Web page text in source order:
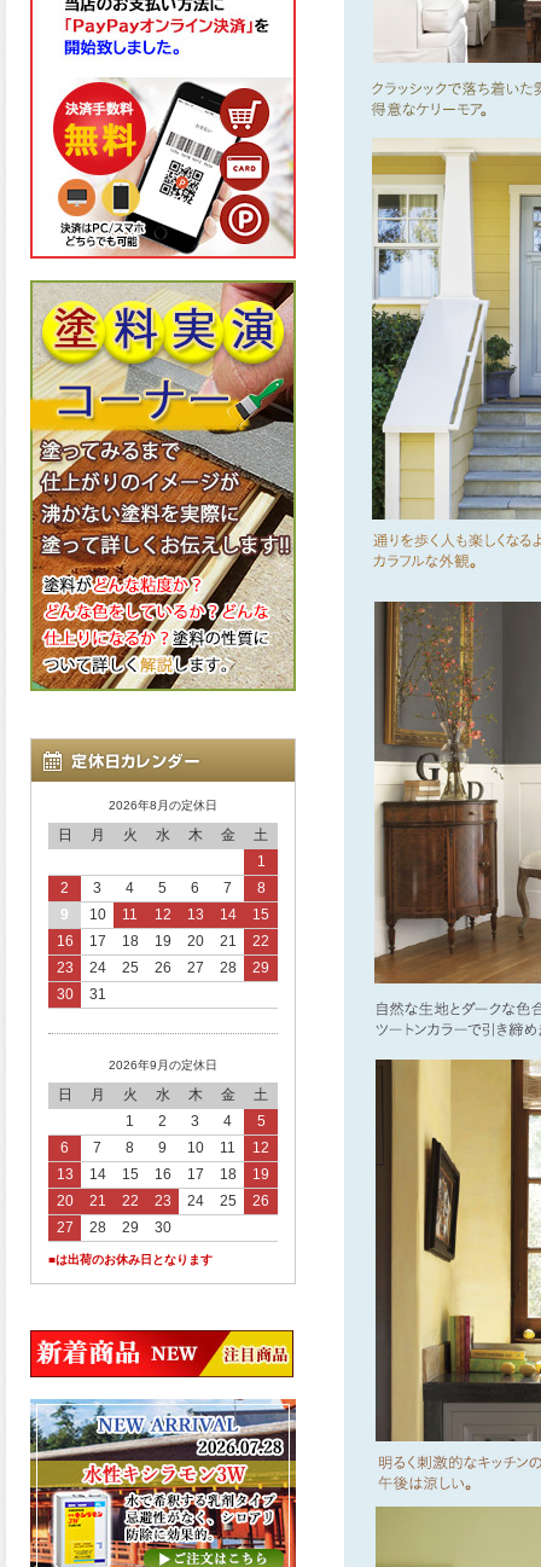
2026年8月の定休日
日 月 火 水 木 金
土
1
2
3 4 5 6 7
8
9
10 11 12 13 14
15
16
17 18 19 20 21
22
23
24 25 26 27 28
29
30
31
2026年9月の定休日
日 月 火 水 木 金
土
1
2 3 4
5
6
7 8 9 10 11
12
13
14 15 16 17 18
19
20
21 22 23 24 25
26
27
28 29 30
■は出荷のお休み日となります